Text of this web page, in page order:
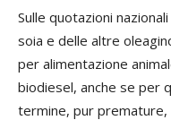
Sulle quotazioni
soia e delle altre
per alimentazione
biodiesel, anche se per
termine, pur premature,